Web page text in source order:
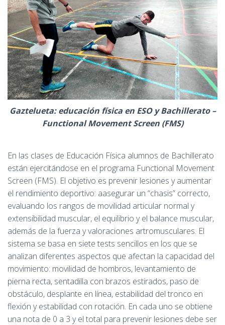
Gaztelueta: educación física en ESO y Bachillerato –
Functional Movement Screen (FMS)
En las clases de Educación Física alumnos de Bachillerato
están ejercitándose en el programa Functional Movement
Screen (FMS). El objetivo es prevenir lesiones y aumentar
el rendimiento deportivo: aasegurar un “chasis” correcto,
evaluando los rangos de movilidad articular normal y
extensibilidad muscular, el equilibrio y el balance muscular,
además de la fuerza y valoraciones artromusculares. El
sistema se basa en siete tests sencillos en los que se
analizan diferentes aspectos que afectan la capacidad del
movimiento: movilidad de hombros, levantamiento de
pierna recta, sentadilla con brazos estirados, paso de
obstáculo, desplante en línea, estabilidad del tronco en
flexión y estabilidad con rotación. En cada uno se obtiene
una nota de 0 a 3 y el total para prevenir lesiones debe ser